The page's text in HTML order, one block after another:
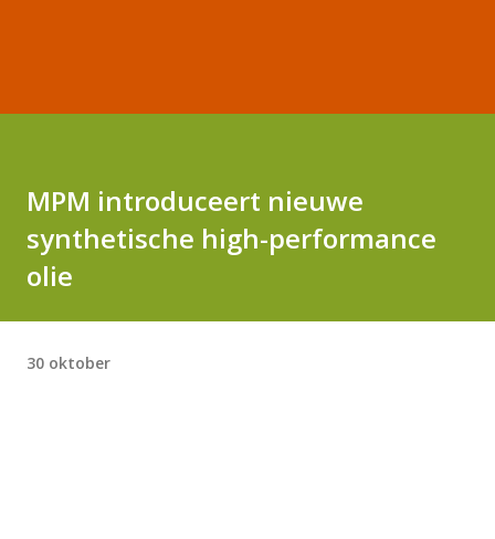
MPM introduceert nieuwe
synthetische high-performance
olie
30 oktober